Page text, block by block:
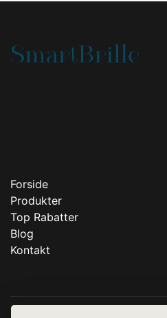
Forside
Produkter
Top Rabatter
Blog
Kontakt